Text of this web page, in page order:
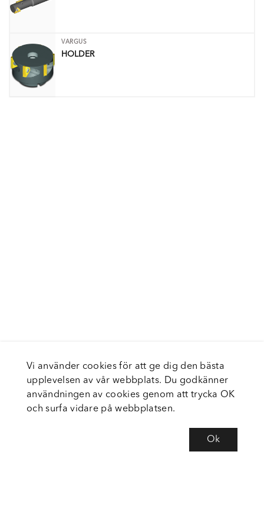
VARGUS
HOLDER
Vi använder cookies för att ge dig den bästa
upplevelsen av vår webbplats. Du godkänner
användningen av cookies genom att trycka OK
och surfa vidare på webbplatsen.
Ok